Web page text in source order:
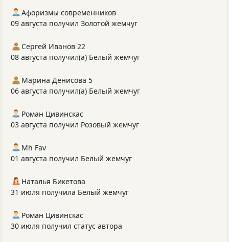
Афоризмы современников
09 августа получил Золотой жемчуг
Сергей Иванов 22
08 августа получил(а) Белый жемчуг
Марина Денисова 5
06 августа получил(а) Белый жемчуг
Роман Цивинскас
03 августа получил Розовый жемчуг
Mh Fav
01 августа получил Белый жемчуг
Наталья Бикетова
31 июля получила Белый жемчуг
Роман Цивинскас
30 июля получил статус автора